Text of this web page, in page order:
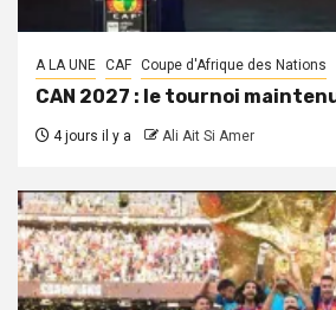
A LA UNE CAF Coupe d'Afrique des Nations
CAN 2027 : le tournoi
4 jours il y a Ali Ait Si Amer